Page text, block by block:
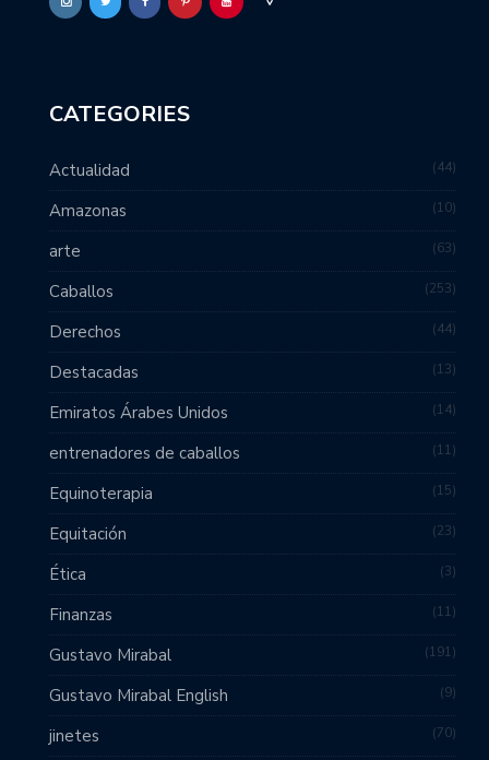
CATEGORIES
Actualidad 44
Amazonas 10
arte 63
Caballos 253
Derechos 44
Destacadas 13
Emiratos Árabes Unidos 14
entrenadores de caballos 11
Equinoterapia 15
Equitación 23
Ética 3
Finanzas 11
Gustavo Mirabal 191
Gustavo Mirabal English 9
jinetes 70